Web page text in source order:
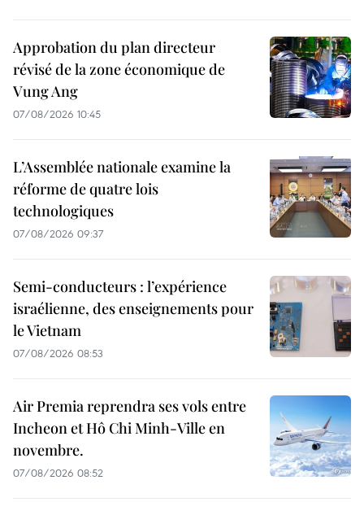
Approbation du plan directeur
révisé de la zone économique de
Vung Ang
07/08/2026 10:45
L’Assemblée nationale examine la
réforme de quatre lois
technologiques
07/08/2026 09:37
Semi-conducteurs : l’expérience
israélienne, des enseignements pour
le Vietnam
07/08/2026 08:53
Air Premia reprendra ses vols entre
Incheon et Hô Chi Minh-Ville en
novembre.
07/08/2026 08:52